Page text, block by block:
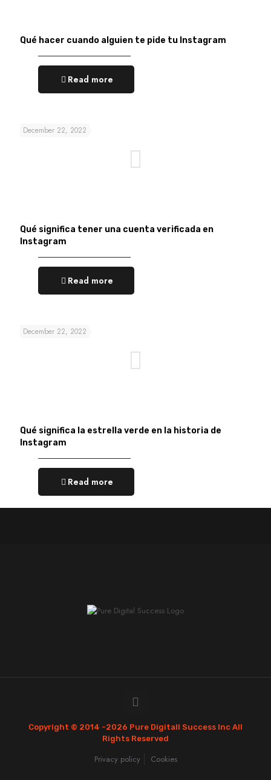
Qué hacer cuando alguien te pide tu Instagram
Read more
December 22, 2022
Qué significa tener una cuenta verificada en
Instagram
Read more
December 22, 2022
Qué significa la estrella verde en la historia de
Instagram
Read more
Copyright © 2014 -2026 Pure Digitall Success Inc All
Rights Reserved
Privacy policy Cookies